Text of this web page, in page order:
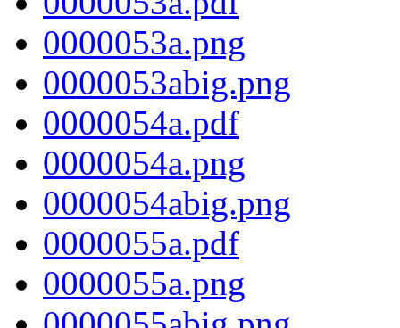
0000053a.png
0000053abig.png
0000054a.pdf
0000054a.png
0000054abig.png
0000055a.pdf
0000055a.png